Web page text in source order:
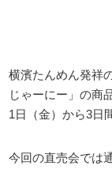
横濱たんめん発祥
じゃーにー」の商
1日（金）から3日
今回の直売会では